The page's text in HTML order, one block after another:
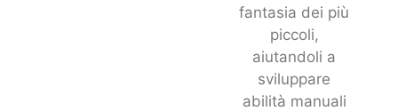
fantasia dei più
piccoli,
aiutandoli a
sviluppare
abilità manuali